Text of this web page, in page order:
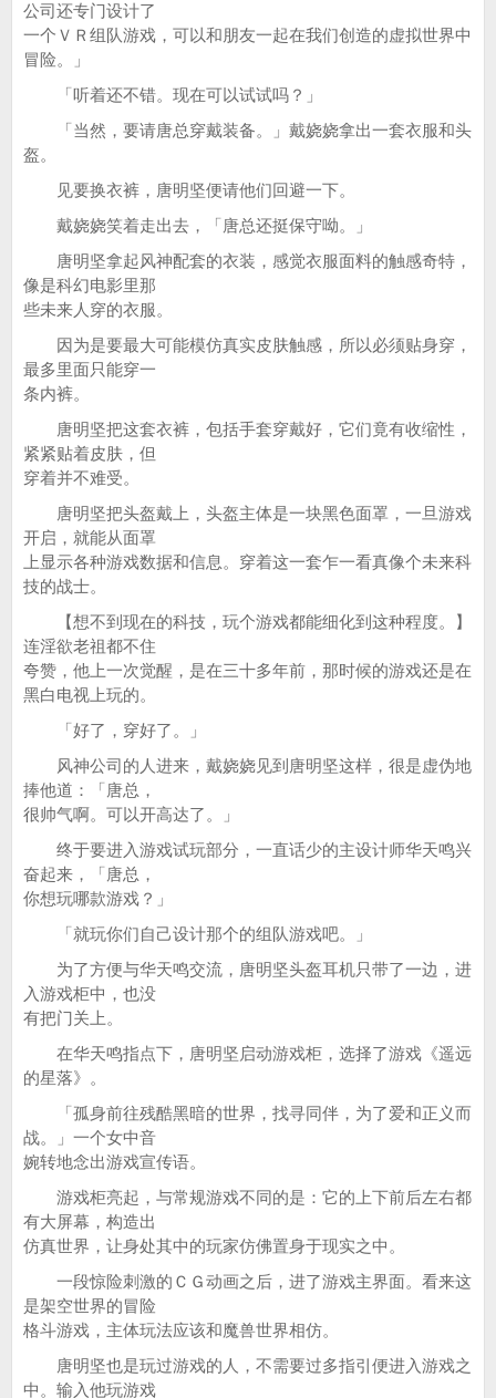
公司还专门设计了
一个ＶＲ组队游戏，可以和朋友一起在我们创造的虚拟世界中
冒险。」
「听着还不错。现在可以试试吗？」
「当然，要请唐总穿戴装备。」戴娆娆拿出一套衣服和头
盔。
见要换衣裤，唐明坚便请他们回避一下。
戴娆娆笑着走出去，「唐总还挺保守呦。」
唐明坚拿起风神配套的衣装，感觉衣服面料的触感奇特，
像是科幻电影里那
些未来人穿的衣服。
因为是要最大可能模仿真实皮肤触感，所以必须贴身穿，
最多里面只能穿一
条内裤。
唐明坚把这套衣裤，包括手套穿戴好，它们竟有收缩性，
紧紧贴着皮肤，但
穿着并不难受。
唐明坚把头盔戴上，头盔主体是一块黑色面罩，一旦游戏
开启，就能从面罩
上显示各种游戏数据和信息。穿着这一套乍一看真像个未来科
技的战士。
【想不到现在的科技，玩个游戏都能细化到这种程度。】
连淫欲老祖都不住
夸赞，他上一次觉醒，是在三十多年前，那时候的游戏还是在
黑白电视上玩的。
「好了，穿好了。」
风神公司的人进来，戴娆娆见到唐明坚这样，很是虚伪地
捧他道：「唐总，
很帅气啊。可以开高达了。」
终于要进入游戏试玩部分，一直话少的主设计师华天鸣兴
奋起来，「唐总，
你想玩哪款游戏？」
「就玩你们自己设计那个的组队游戏吧。」
为了方便与华天鸣交流，唐明坚头盔耳机只带了一边，进
入游戏柜中，也没
有把门关上。
在华天鸣指点下，唐明坚启动游戏柜，选择了游戏《遥远
的星落》。
「孤身前往残酷黑暗的世界，找寻同伴，为了爱和正义而
战。」一个女中音
婉转地念出游戏宣传语。
游戏柜亮起，与常规游戏不同的是：它的上下前后左右都
有大屏幕，构造出
仿真世界，让身处其中的玩家仿佛置身于现实之中。
一段惊险刺激的ＣＧ动画之后，进了游戏主界面。看来这
是架空世界的冒险
格斗游戏，主体玩法应该和魔兽世界相仿。
唐明坚也是玩过游戏的人，不需要过多指引便进入游戏之
中。输入他玩游戏